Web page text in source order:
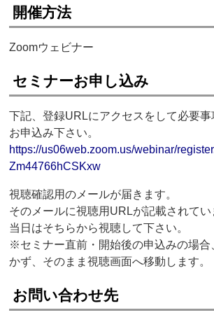
開催方法
Zoomウェビナー
セミナーお申し込み
下記、登録URLにアクセスをして必要事
お申込み下さい。
https://us06web.zoom.us/webinar/
Zm44766hCSKxw
視聴確認用のメールが届きます。
そのメールに視聴用URLが記載されてい
当日はそちらから視聴して下さい。
※セミナー直前・開始後の申込みの場合
かず、そのまま視聴画面へ移動します。
お問い合わせ先